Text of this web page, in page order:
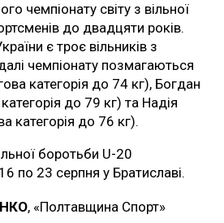
чемпіонату світу з вільної
до двадцяти років.
є троє вільників з
чемпіонату позмагаються
категорія до 74 кг), Богдан
до 79 кг) та Надія
категорія до 76 кг).
боротьби U-20
по 23 серпня у Братиславі.
, «Полтавщина Спорт»